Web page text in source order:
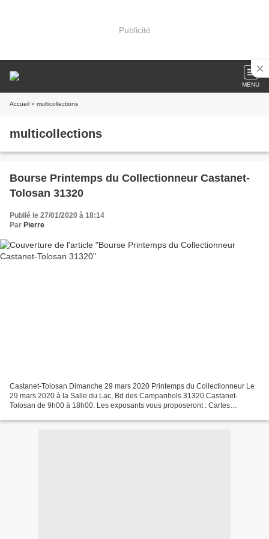
Publicité
MENU
Accueil » multicollections
multicollections
Bourse Printemps du Collectionneur Castanet-
Tolosan 31320
Publié le 27/01/2020 à 18:14
Par Pierre
Castanet-Tolosan Dimanche 29 mars 2020 Printemps du Collectionneur Le
29 mars 2020 à la Salle du Lac, Bd des Campanhols 31320 Castanet-
Tolosan de 9h00 à 18h00. Les exposants vous proposeront : Cartes